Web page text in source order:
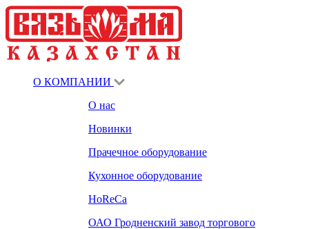
О КОМПАНИИ
О нас
Новинки
Прачечное оборудование
Кухонное оборудование
HoReCa
ОАО Гродненский завод торгового